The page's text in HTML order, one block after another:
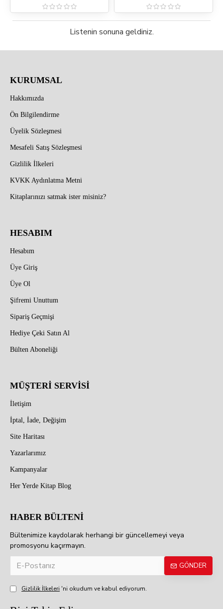
Listenin sonuna geldiniz.
KURUMSAL
Hakkımızda
Ön Bilgilendirme
Üyelik Sözleşmesi
Mesafeli Satış Sözleşmesi
Gizlilik İlkeleri
KVKK Aydınlatma Metni
Kitaplarınızı satmak ister misiniz?
HESABIM
Hesabım
Üye Giriş
Üye Ol
Şifremi Unuttum
Sipariş Geçmişi
Hediye Çeki Satın Al
Bülten Aboneliği
MÜŞTERİ SERVİSİ
İletişim
İptal, İade, Değişim
Site Haritası
Yazarlarımız
Kampanyalar
Her Yerde Kitap Blog
HABER BÜLTENİ
Bültenimize kaydolarak herhangi bir güncellemeyi veya
promosyonu kaçırmayın.
GÖNDER
Gizlilik İlkeleri 'ni okudum ve kabul ediyorum.